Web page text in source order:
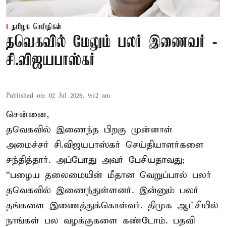
தமிழக செய்திகள்
தவெகவில் மேலும் பலர் இணைவர் -
சி.விஜயபாஸ்கர்
Published on: 02 Jul 2026, 9:12 am
சென்னை,
தவெகவில் இணைந்த பிறகு முன்னாள்
அமைச்சர் சி.விஜயபாஸ்கர் செய்தியாளர்களை
சந்தித்தார். அப்போது அவர் பேசியதாவது;
“பழைய தலைமையின் மீதான வெறுப்பால் பலர்
தவெகவில் இணைந்துள்ளனர். இன்னும் பலர்
தங்களை இணைத்துக்கொள்வர். திமுக ஆட்சியில்
நாங்கள் பல வழக்குகளை கண்டோம். பதவி